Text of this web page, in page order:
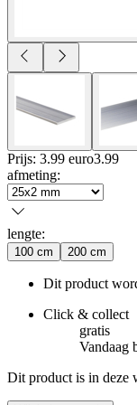
Prijs: 3.99 euro3.99
afmeting:
lengte:
100 cm 200 cm
Dit product
Click & collect
gratis
Vandaag
Dit product is in deze